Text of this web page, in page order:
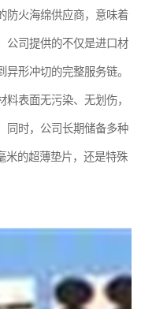
防火海绵供应商，意味着
公司提供的不仅是进口材
形冲切的完整服务链。
表面无污染、无划伤，
同时，公司长期储备多种
米的超薄垫片，还是特殊